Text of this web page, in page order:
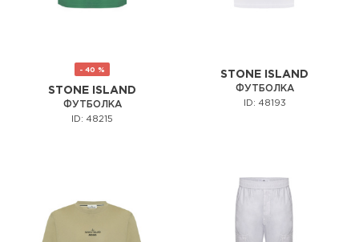
- 40 %
STONE ISLAND
ФУТБОЛКА
ID: 48215
STONE ISLAND
ФУТБОЛКА
ID: 48193